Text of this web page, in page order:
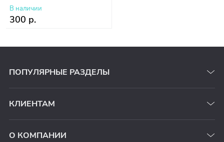
В наличии
300 р.
ПОПУЛЯРНЫЕ РАЗДЕЛЫ
КЛИЕНТАМ
О КОМПАНИИ